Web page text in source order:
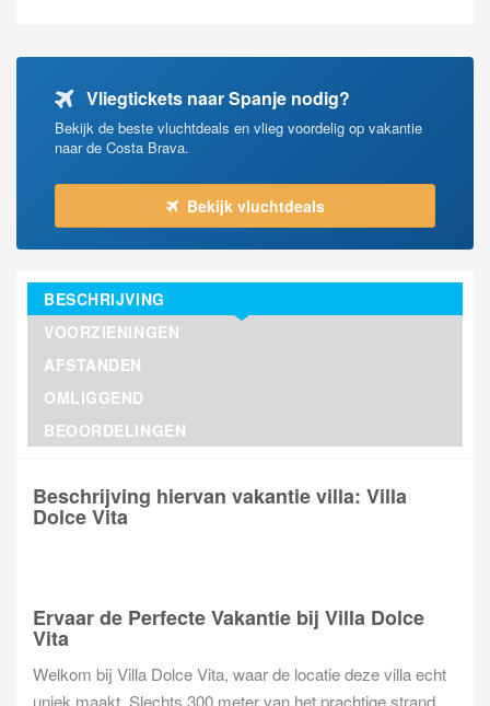
Vliegtickets naar Spanje nodig?
Bekijk de beste vluchtdeals en vlieg voordelig op vakantie
naar de Costa Brava.
Bekijk vluchtdeals
BESCHRIJVING
VOORZIENINGEN
AFSTANDEN
OMLIGGEND
BEOORDELINGEN
Beschrijving hiervan vakantie villa: Villa
Dolce Vita
Ervaar de Perfecte Vakantie bij Villa Dolce
Vita
Welkom bij Villa Dolce Vita, waar de locatie deze villa echt
uniek maakt. Slechts 300 meter van het prachtige strand